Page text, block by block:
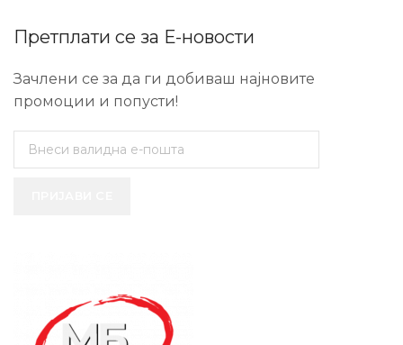
Претплати се за Е-новости
Зачлени се за да ги добиваш најновите
промоции и попусти!